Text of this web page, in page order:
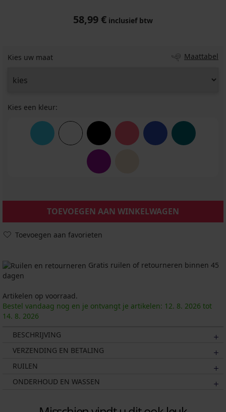
58,99 € inclusief btw
Kies uw maat Maattabel
Kies een kleur:
TOEVOEGEN AAN WINKELWAGEN
Toevoegen aan favorieten
Gratis ruilen of retourneren binnen 45
dagen
Artikelen op voorraad.
Bestel vandaag nog en je ontvangt je artikelen: 12. 8. 2026 tot
14. 8. 2026
BESCHRIJVING
VERZENDING EN BETALING
RUILEN
ONDERHOUD EN WASSEN